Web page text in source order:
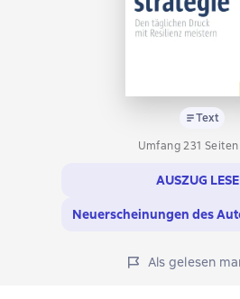
Text
Umfang 231 Seiten
AUSZUG
Neuerscheinungen des
Als gelesen